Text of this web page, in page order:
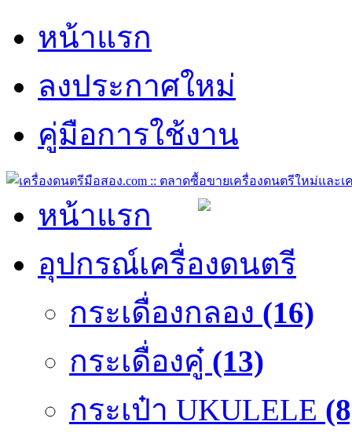
หน้าแรก
ลงประกาศใหม่
คู่มือการใช้งาน
หน้าแรก
อุปกรณ์เครื่องดนตรี
กระเดื่องกลอง (16)
กระเดื่องคู๋ (13)
กระเป๋า UKULELE